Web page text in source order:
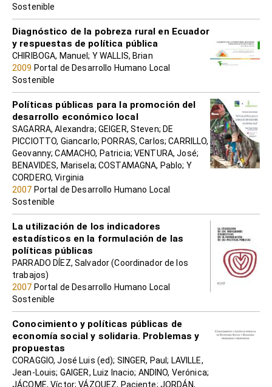
Sostenible
Diagnóstico de la pobreza rural en Ecuador
y respuestas de política pública
CHIRIBOGA, Manuel; Y WALLIS, Brian
2009 Portal de Desarrollo Humano Local
Sostenible
Políticas públicas para la promoción del
desarrollo económico local
SAGARRA, Alexandra; GEIGER, Steven; DE
PICCIOTTO, Giancarlo; PORRAS, Carlos; CARRILLO,
Geovanny; CAMACHO, Patricia; VENTURA, José;
BENAVIDES, Marisela; COSTAMAGNA, Pablo; Y
CORDERO, Virginia
2007 Portal de Desarrollo Humano Local
Sostenible
La utilización de los indicadores
estadísticos en la formulación de las
políticas públicas
PARRADO DÍEZ, Salvador (Coordinador de los
trabajos)
2007 Portal de Desarrollo Humano Local
Sostenible
Conocimiento y políticas públicas de
economía social y solidaria. Problemas y
propuestas
CORAGGIO, José Luis (ed); SINGER, Paul; LAVILLE,
Jean-Louis; GAIGER, Luiz Inacio; ANDINO, Verónica;
JÁCOME, Víctor; VÁZQUEZ, Paciente; JORDÁN,